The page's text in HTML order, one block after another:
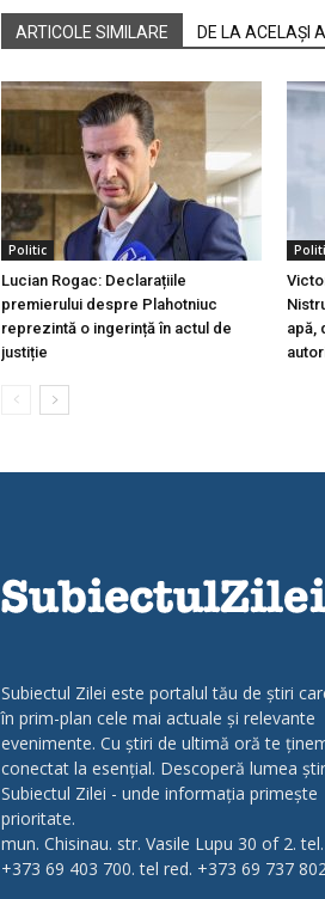
ARTICOLE SIMILARE DE LA ACELAȘI
Politic
Lucian Rogac: Declarațiile
premierului despre Plahotniuc
reprezintă o ingerință în actul de
justiție
apă,
Subiectul Zilei este portalul tău de știri
în prim-plan cele mai actuale și relevante
evenimente. Cu știri de ultimă oră te
conectat la esențial. Descoperă lumea
Subiectul Zilei - unde informația primește
prioritate.
mun. Chisinau. str. Vasile Lupu 30 of 2.
+373 69 403 700. tel red. +373 69 737